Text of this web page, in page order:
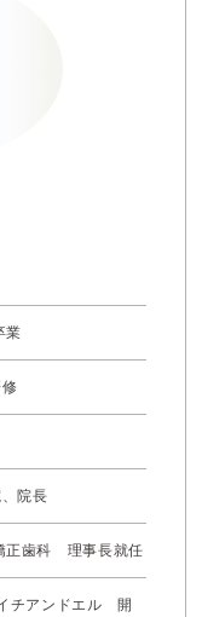
業
院長
正歯科 理事長就任
チアンドエル 開